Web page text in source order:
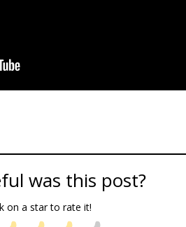
was this post?
on a star to rate it!